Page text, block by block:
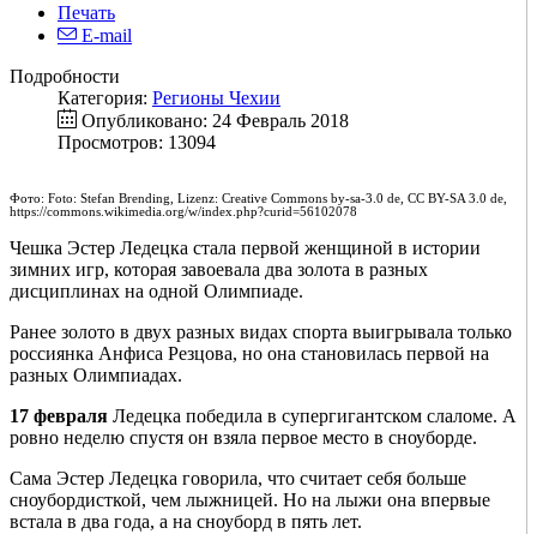
Печать
E-mail
Подробности
Категория: Регионы Чехии
Опубликовано: 24 Февраль 2018
Просмотров: 13094
Фото: Foto: Stefan Brending, Lizenz: Creative Commons by-sa-3.0 de, CC BY-SA 3.0 de,
https://commons.wikimedia.org/w/index.php?curid=56102078
Чешка Эстер Ледецка стала первой женщиной в истории
зимних игр, которая завоевала два золота в разных
дисциплинах на одной Олимпиаде.
Ранее золото в двух разных видах спорта выигрывала только
россиянка Анфиса Резцова, но она становилась первой на
разных Олимпиадах.
17 февраля Ледецка победила в супергигантском слаломе. А
ровно неделю спустя он взяла первое место в сноуборде.
Сама Эстер Ледецка говорила, что считает себя больше
сноубордисткой, чем лыжницей. Но на лыжи она впервые
встала в два года, а на сноуборд в пять лет.